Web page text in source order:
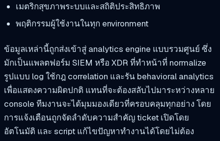
เมตริกสุขภาพระบบและสถิติประสิทธิภาพ
พฤติกรรมผู้ใช้งานในทุก environment
ข้อมูลเหล่านี้ถูกส่งเข้าสู่ analytics engine แบบรวมศูนย์ ซึ่ง
มักเป็นแพลตฟอร์ม SIEM หรือ XDR ที่ทำหน้าที่ normalize
รูปแบบ log ใช้กฎ correlation และรัน behavioral analytics
เพื่อแสดงความผิดปกติ แทนที่จะต้องสลับไปมาระหว่างหลาย
console ทีมงานจะได้มุมมองเดียวที่ครอบคลุมทุกอย่าง โดย
การแจ้งเตือนถูกจัดลำดับความสำคัญ ticket เปิดโดย
อัตโนมัติ และ script แก้ไขปัญหาทำงานได้โดยไม่ต้อง